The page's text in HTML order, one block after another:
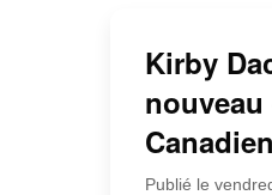
Kirby
Canadien
Publié le